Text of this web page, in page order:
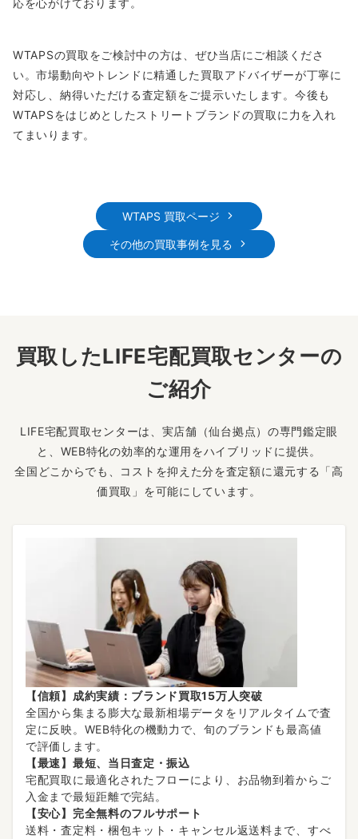
応を心がけております。
WTAPSの買取をご検討中の方は、ぜひ当店にご相談くださ
い。市場動向やトレンドに精通した買取アドバイザーが丁寧に
対応し、納得いただける査定額をご提示いたします。今後も
WTAPSをはじめとしたストリートブランドの買取に力を入れ
てまいります。
WTAPS 買取ページ
その他の買取事例を見る
買取したLIFE宅配買取センターの
ご紹介
LIFE宅配買取センターは、実店舗（仙台拠点）の専門鑑定眼
と、WEB特化の効率的な運用をハイブリッドに提供。
全国どこからでも、コストを抑えた分を査定額に還元する「高
価買取」を可能にしています。
【信頼】成約実績：ブランド買取15万人突破
全国から集まる膨大な最新相場データをリアルタイムで査
定に反映。WEB特化の機動力で、旬のブランドも最高値
で評価します。
【最速】最短、当日査定・振込
宅配買取に最適化されたフローにより、お品物到着からご
入金まで最短距離で完結。
【安心】完全無料のフルサポート
送料・査定料・梱包キット・キャンセル返送料まで、すべ